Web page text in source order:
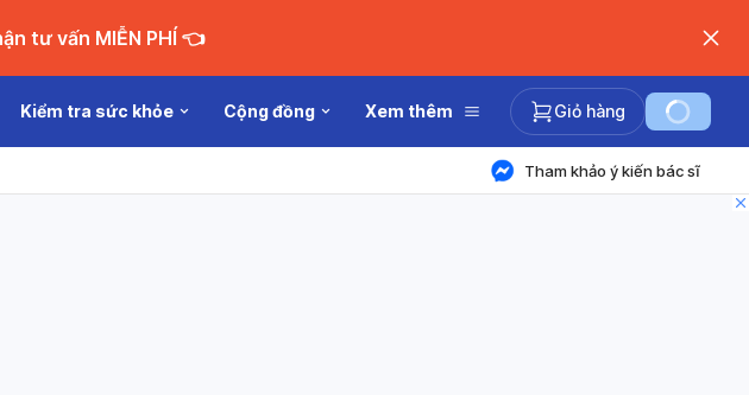
sĩ ngay 👉 Nhận tư vấn MIỄN PHÍ 👈
Kiểm tra sức khỏe Cộng đồng Xem thêm Giỏ hàng
Tham khảo ý kiến bác sĩ